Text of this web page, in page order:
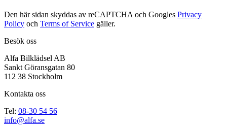
Den här sidan skyddas av reCAPTCHA och Googles Privacy
Policy och Terms of Service gäller.
Besök oss
Alfa Bilklädsel AB
Sankt Göransgatan 80
112 38 Stockholm
Kontakta oss
Tel: 08-30 54 56
info@alfa.se